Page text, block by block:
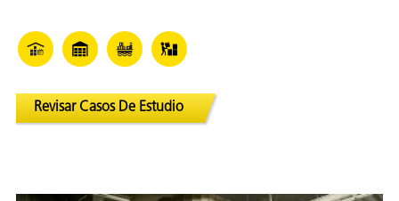
Revisar Casos De Estudio